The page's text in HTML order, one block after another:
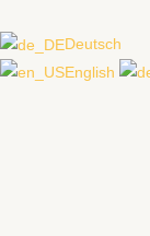
Deutsch
English